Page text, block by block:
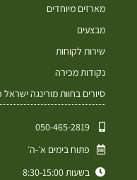
מארזים מיוחדים
מבצעים
שירות לקוחות
נקודות מכירה
סיורים בחוות מורינגה ישראל
050-465-2819⁩
פתוח בימים א׳-ה׳
בשעות 8:30-15:00